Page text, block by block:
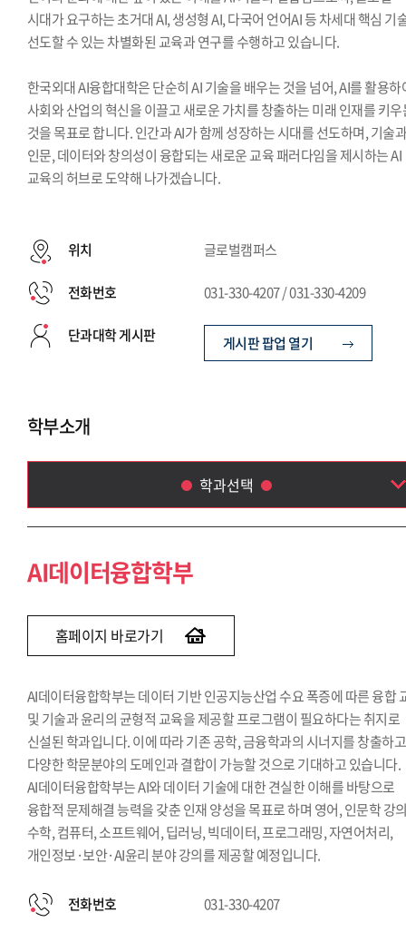
시대가 요구하는 초거대 AI, 생성형 AI, 다국어 언어AI 등 차세대 핵심 기
선도할 수 있는 차별화된 교육과 연구를 수행하고 있습니다.
한국외대 AI융합대학은 단순히 AI 기술을 배우는 것을 넘어, AI를 활용하
사회와 산업의 혁신을 이끌고 새로운 가치를 창출하는 미래 인재를 키
것을 목표로 합니다. 인간과 AI가 함께 성장하는 시대를 선도하며, 기술
인문, 데이터와 창의성이 융합되는 새로운 교육 패러다임을 제시하는 AI
교육의 허브로 도약해 나가겠습니다.
위치 글로벌캠퍼스
전화번호 031-330-4207 / 031-330-4209
단과대학 게시판 게시판 팝업 열기
학부소개
학과선택
AI데이터융합학부
AI데이터융합학부
홈페이지 바로가기
AI데이터융합학부는 데이터 기반 인공지능산업 수요 폭증에 따른 융합
및 기술과 윤리의 균형적 교육을 제공할 프로그램이 필요하다는 취지로
신설된 학과입니다. 이에 따라 기존 공학, 금융학과의 시너지를 창출하고
다양한 학문분야의 도메인과 결합이 가능할 것으로 기대하고 있습니다.
AI데이터융합학부는 AI와 데이터 기술에 대한 견실한 이해를 바탕으로
융합적 문제해결 능력을 갖춘 인재 양성을 목표로 하며 영어, 인문학 강
수학, 컴퓨터, 소프트웨어, 딥러닝, 빅데이터, 프로그래밍, 자연어처리,
개인정보·보안·AI윤리 분야 강의를 제공할 예정입니다.
전화번호 031-330-4207